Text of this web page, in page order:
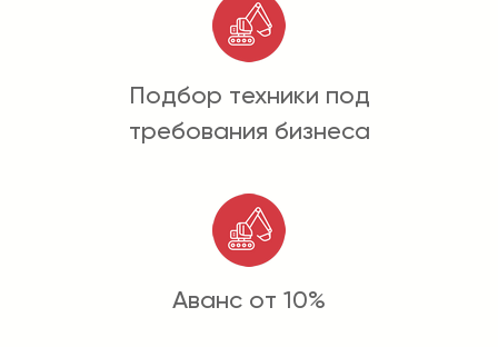
Подбор техники под
требования бизнеса
Аванс от 10%